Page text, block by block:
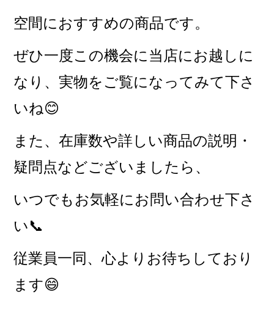
空間におすすめの商品です。
ぜひ一度この機会に当店にお越しに
なり、 実物をご覧になってみて下さ
いね😊
また、在庫数や詳しい商品の説明・
疑問点などございましたら、
いつでもお気軽にお問い合わせ下さ
い📞
従業員一同、心よりお待ちしており
ます😄